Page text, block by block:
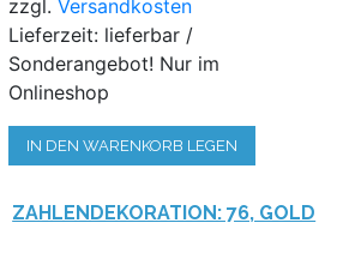
zzgl.Versandkosten
Lieferzeit: lieferbar /
Sonderangebot! Nur im
Onlineshop
IN DEN WARENKORB LEGEN
ZAHLENDEKORATION: 76, GOLD